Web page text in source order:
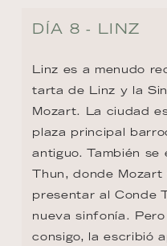
DÍA 8 - LINZ
Linz es a menudo
tarta de Linz y la
Mozart. La ciudad
plaza principal
antiguo. También se
Thun, donde
presentar al Conde
nueva sinfonía.
consigo, la escribió